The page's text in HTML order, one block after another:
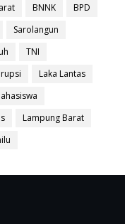
BNNK
BPD
Sarolangun
TNI
Laka Lantas
Lampung Barat